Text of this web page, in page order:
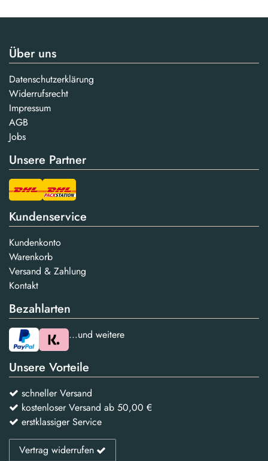
Über uns
Datenschutzerklärung
Widerrufsrecht
Impressum
AGB
Jobs
Unsere Partner
Kundenservice
Kundenkonto
Warenkorb
Versand & Zahlung
Kontakt
Bezahlarten
...und weitere
Unsere Vorteile
schneller Versand
kostenloser Versand ab 50,00 €
erstklassiger Service
Vertrag widerrufen